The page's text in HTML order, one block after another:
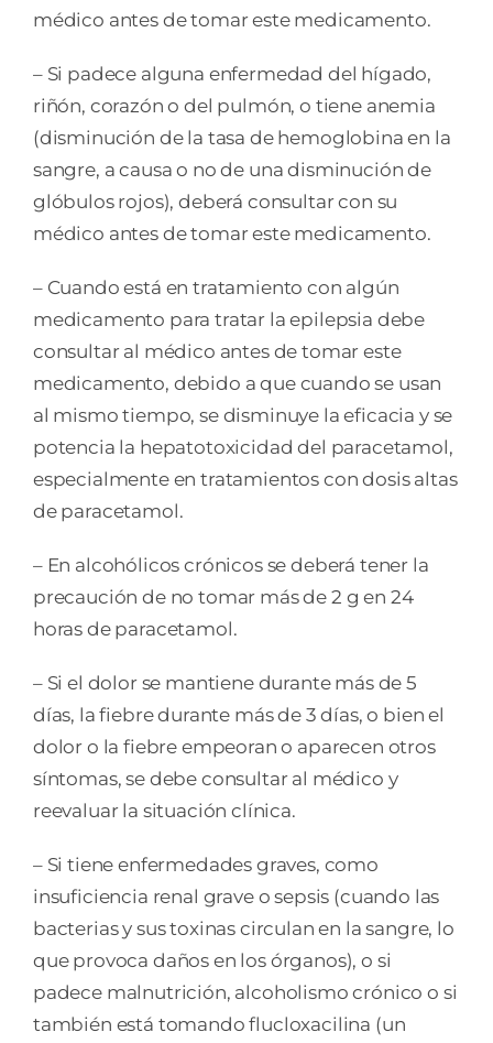
médico antes de tomar este medicamento.
– Si padece alguna enfermedad del hígado,
riñón, corazón o del pulmón, o tiene anemia
(disminución de la tasa de hemoglobina en la
sangre, a causa o no de una disminución de
glóbulos rojos), deberá consultar con su
médico antes de tomar este medicamento.
– Cuando está en tratamiento con algún
medicamento para tratar la epilepsia debe
consultar al médico antes de tomar este
medicamento, debido a que cuando se usan
al mismo tiempo, se disminuye la eficacia y se
potencia la hepatotoxicidad del paracetamol,
especialmente en tratamientos con dosis altas
de paracetamol.
– En alcohólicos crónicos se deberá tener la
precaución de no tomar más de 2 g en 24
horas de paracetamol.
– Si el dolor se mantiene durante más de 5
días, la fiebre durante más de 3 días, o bien el
dolor o la fiebre empeoran o aparecen otros
síntomas, se debe consultar al médico y
reevaluar la situación clínica.
– Si tiene enfermedades graves, como
insuficiencia renal grave o sepsis (cuando las
bacterias y sus toxinas circulan en la sangre, lo
que provoca daños en los órganos), o si
padece malnutrición, alcoholismo crónico o si
también está tomando flucloxacilina (un